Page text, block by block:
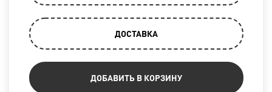
ДОСТАВКА
ДОБАВИТЬ В КОРЗИНУ